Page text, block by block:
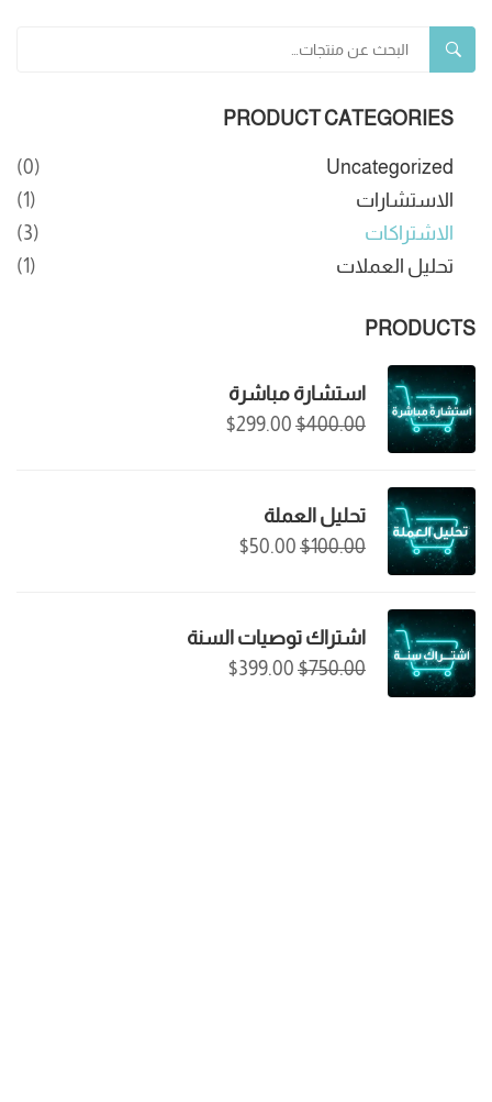
بحث
PRODUCT CATEGORIES
Uncategorized
(0)
الاستشارات
(1)
الاشتراكات
(3)
تحليل العملات
(1)
PRODUCTS
استشارة مباشرة
$400.00
$299.00
تحليل العملة
$100.00
$50.00
اشتراك توصيات السنة
$750.00
$399.00